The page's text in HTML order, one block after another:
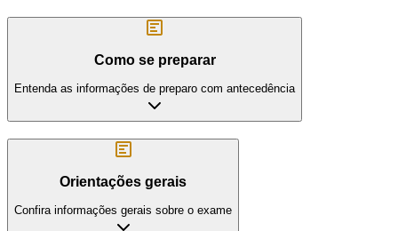
Como se preparar
Entenda as informações de preparo com antecedência
Orientações gerais
Confira informações gerais sobre o exame